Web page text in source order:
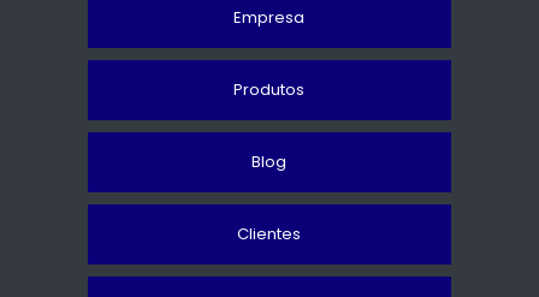
Empresa
Produtos
Blog
Clientes